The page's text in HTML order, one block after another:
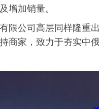
增加销量。
限公司高层同样隆重
商家，致力于夯实中